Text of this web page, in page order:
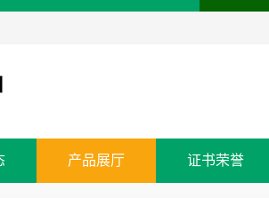
产品展厅 证书荣誉